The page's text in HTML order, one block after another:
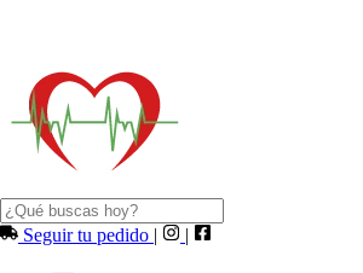
Seguir tu pedido | |